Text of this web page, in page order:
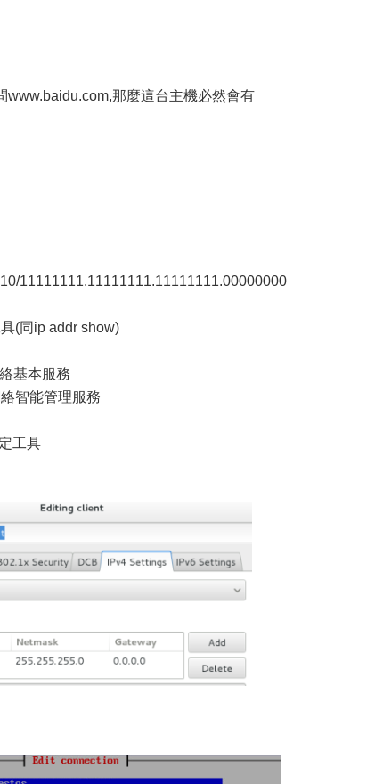
www.baidu.com,那麼這台主機必然會有
11111111.11111111.11111111.00000000
(同ip addr show)
基本服務
智能管理服務
工具